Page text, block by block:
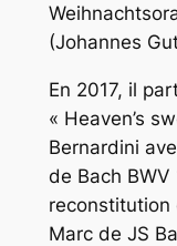
(Johannes
En 2017, il
« Heaven’s
Bernardini
de Bach BWV
reconstitution
Marc de JS